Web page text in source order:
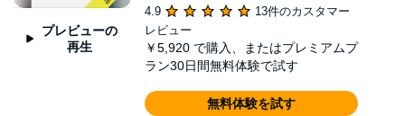
プレビューの
再生
4.9
13件のカスタマー
レビュー
￥5,920 で購入、またはプレミアムプ
ラン30日間無料体験で試す
無料体験を試す